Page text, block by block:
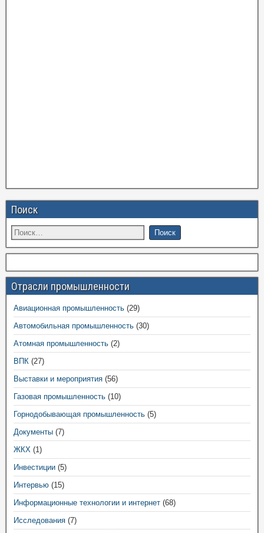
Поиск
Отрасли промышленности
Авиационная промышленность (29)
Автомобильная промышленность (30)
Атомная промышленность (2)
ВПК (27)
Выставки и мероприятия (56)
Газовая промышленность (10)
Горнодобывающая промышленность (5)
Документы (7)
ЖКХ (1)
Инвестиции (5)
Интервью (15)
Информационные технологии и интернет (68)
Исследования (7)